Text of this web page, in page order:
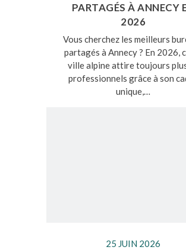
PARTAGÉS À ANNECY
2026
Vous cherchez les meilleurs
partagés à Annecy ? En 2026,
ville alpine attire toujours
professionnels grâce à son
unique,…
25 JUIN 2026